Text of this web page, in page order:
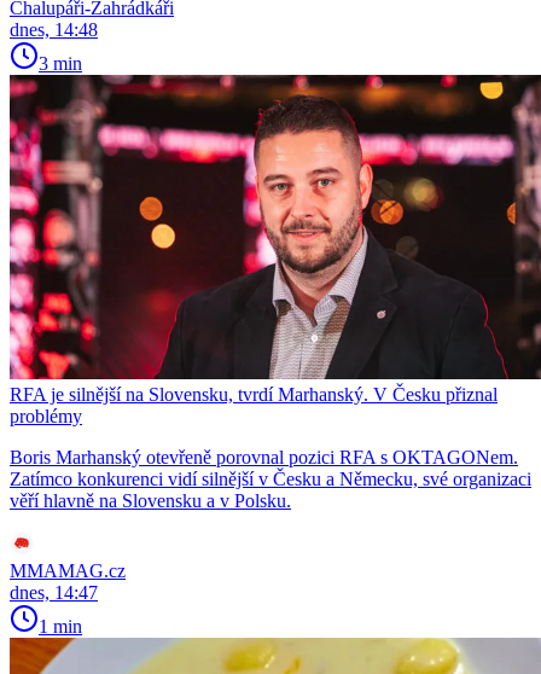
Chalupáři-Zahrádkáři
dnes, 14:48
3 min
RFA je silnější na Slovensku, tvrdí Marhanský. V Česku přiznal
problémy
Boris Marhanský otevřeně porovnal pozici RFA s OKTAGONem.
Zatímco konkurenci vidí silnější v Česku a Německu, své organizaci
věří hlavně na Slovensku a v Polsku.
MMAMAG.cz
dnes, 14:47
1 min